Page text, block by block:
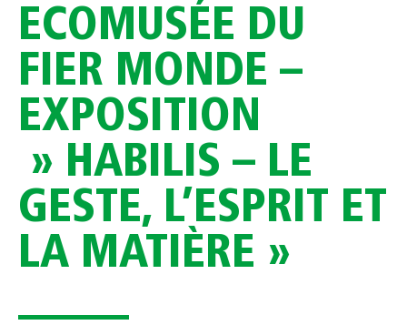
ECOMUSÉE DU
FIER MONDE –
EXPOSITION
» HABILIS – LE
GESTE, L’ESPRIT ET
LA MATIÈRE »